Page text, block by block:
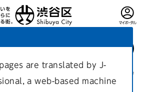
現在のページ
are translated by J-
a web-based machine